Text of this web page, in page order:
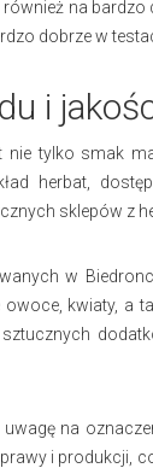
na
dobrze w
i
nie tylko smak
herbat,
sklepów z
w
kwiaty, a
sztucznych
na
i produkcji,